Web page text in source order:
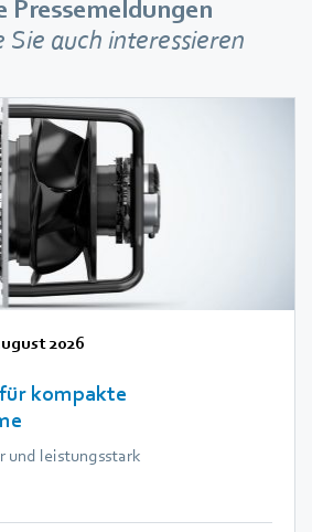
Pressemeldungen
Sie auch interessieren
2026
kompakte
und leistungsstark